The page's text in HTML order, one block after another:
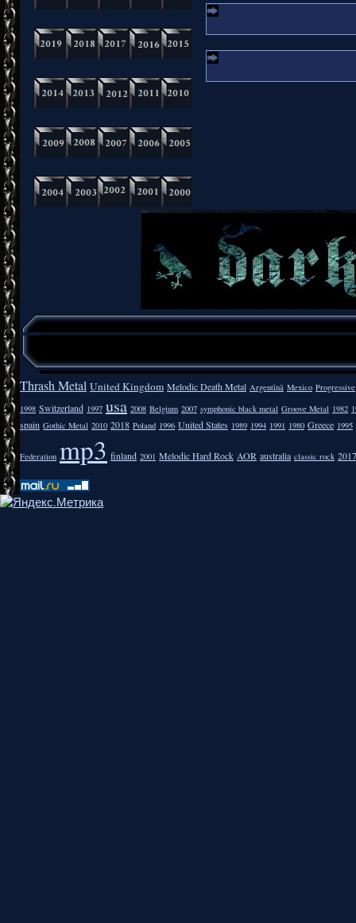
Thrash Metal United Kingdom Melodic Death Metal Argentīnā Mexico Progressive
1998 Switzerland 1997 usa 2008 Belgium 2007 symphonic black metal Groove Metal 1982
spain Gothic Metal 2010 2018 Poland 1996 United States 1989 1994 1991 1980 Greece 1995
Federation mp3 finland 2001 Melodic Hard Rock AOR australia classic rock 2017